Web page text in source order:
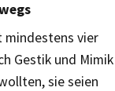
vier
Gestik und Mimik
sie seien